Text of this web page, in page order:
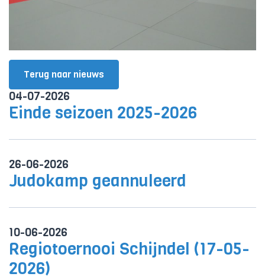
Terug naar nieuws
04-07-2026
Einde seizoen 2025-2026
26-06-2026
Judokamp geannuleerd
10-06-2026
Regiotoernooi Schijndel (17-05-
2026)